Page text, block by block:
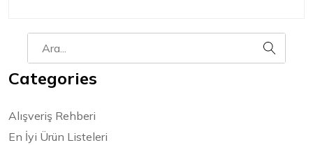
Categories
Alışveriş Rehberi
En İyi Ürün Listeleri